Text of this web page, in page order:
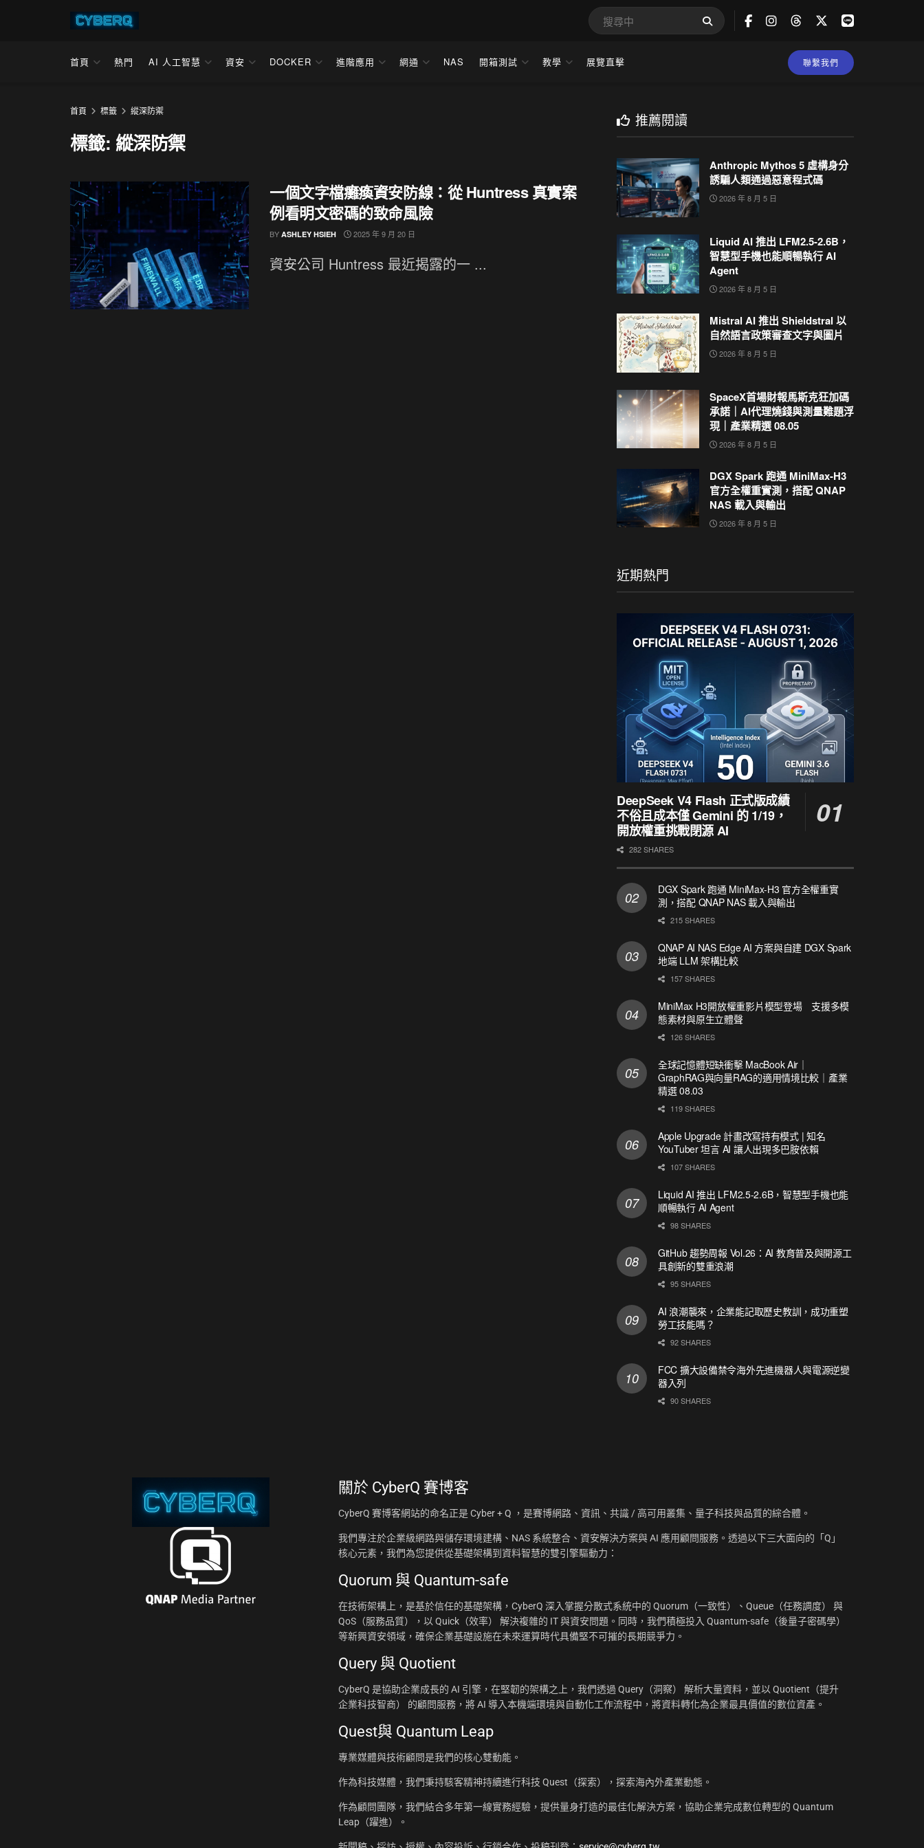
首頁 熱門 AI 人工智慧 資安 DOCKER 進階應用 網通 NAS 開箱測試 教學 展覽直擊 聯繫我們
首頁 標籤 縱深防禦
標籤: 縱深防禦
一個文字檔癱瘓資安防線：從 Huntress 真實案
例看明文密碼的致命風險
BY ASHLEY HSIEH 2025 年 9 月 20 日
資安公司 Huntress 最近揭露的一 ...
推薦閱讀
Anthropic Mythos 5 虛構身分
誘騙人類通過惡意程式碼
2026 年 8 月 5 日
Liquid AI 推出 LFM2.5-2.6B，
智慧型手機也能順暢執行 AI
Agent
2026 年 8 月 5 日
Mistral AI 推出 Shieldstral 以
自然語言政策審查文字與圖片
2026 年 8 月 5 日
SpaceX首場財報馬斯克狂加碼
承諾｜AI代理燒錢與測量難題浮
現｜產業精選 08.05
2026 年 8 月 5 日
DGX Spark 跑通 MiniMax-H3
官方全權重實測，搭配 QNAP
NAS 載入與輸出
2026 年 8 月 5 日
近期熱門
DeepSeek V4 Flash 正式版成績
不俗且成本僅 Gemini 的 1/19，
開放權重挑戰閉源 AI
282 SHARES
DGX Spark 跑通 MiniMax-H3 官方全權重實
測，搭配 QNAP NAS 載入與輸出
215 SHARES
QNAP AI NAS Edge AI 方案與自建 DGX Spark
地端 LLM 架構比較
157 SHARES
MiniMax H3開放權重影片模型登場 支援多模
態素材與原生立體聲
126 SHARES
全球記憶體短缺衝擊 MacBook Air｜
GraphRAG與向量RAG的適用情境比較｜產業
精選 08.03
119 SHARES
Apple Upgrade 計畫改寫持有模式 | 知名
YouTuber 坦言 AI 讓人出現多巴胺依賴
107 SHARES
Liquid AI 推出 LFM2.5-2.6B，智慧型手機也能
順暢執行 AI Agent
98 SHARES
GitHub 趨勢周報 Vol.26：AI 教育普及與開源工
具創新的雙重浪潮
95 SHARES
AI 浪潮襲來，企業能記取歷史教訓，成功重塑
勞工技能嗎？
92 SHARES
FCC 擴大設備禁令海外先進機器人與電源逆變
器入列
90 SHARES
關於 CyberQ 賽博客
CyberQ 賽博客網站的命名正是 Cyber + Q ，是賽博網路、資訊、共識 / 高可用叢集、量子科技與品質的綜合體。
我們專注於企業級網路與儲存環境建構、NAS 系統整合、資安解決方案與 AI 應用顧問服務。透過以下三大面向的「Q」
核心元素，我們為您提供從基礎架構到資料智慧的雙引擎驅動力：
Quorum 與 Quantum-safe
在技術架構上，是基於信任的基礎架構，CyberQ 深入掌握分散式系統中的 Quorum（一致性）、Queue（任務調度） 與
QoS（服務品質），以 Quick（效率） 解決複雜的 IT 與資安問題。同時，我們積極投入 Quantum-safe（後量子密碼學）
等新興資安領域，確保企業基礎設施在未來運算時代具備堅不可摧的長期競爭力。
Query 與 Quotient
CyberQ 是協助企業成長的 AI 引擎，在堅韌的架構之上，我們透過 Query（洞察） 解析大量資料，並以 Quotient（提升
企業科技智商） 的顧問服務，將 AI 導入本機端環境與自動化工作流程中，將資料轉化為企業最具價值的數位資產。
Quest與 Quantum Leap
專業媒體與技術顧問是我們的核心雙動能。
作為科技媒體，我們秉持駭客精神持續進行科技 Quest（探索），探索海內外產業動態。
作為顧問團隊，我們結合多年第一線實務經驗，提供量身打造的最佳化解決方案，協助企業完成數位轉型的 Quantum
Leap（躍進）。